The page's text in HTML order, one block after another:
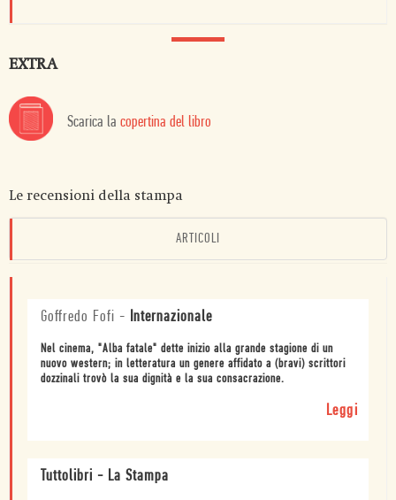
EXTRA
Scarica la copertina del libro
Le recensioni della stampa
ARTICOLI
Goffredo Fofi - Internazionale
Nel cinema, "Alba fatale" dette inizio alla grande stagione di un
nuovo western; in letteratura un genere affidato a (bravi) scrittori
dozzinali trovò la sua dignità e la sua consacrazione.
Leggi
Tuttolibri - La Stampa